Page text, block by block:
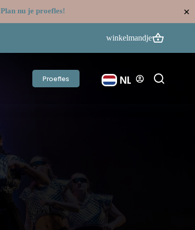
Plan nu je proefles!
✕
winkelmandje
Proefles NL